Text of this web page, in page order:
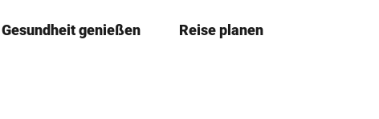
Gesundheit genießen Reise planen